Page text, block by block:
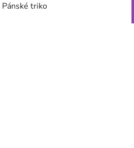
Pánské triko